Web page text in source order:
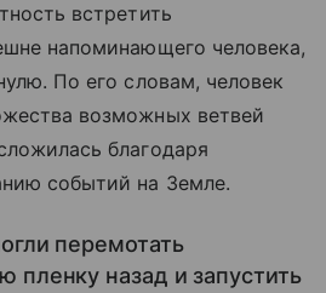
встретить
напоминающего человека,
По его словам, человек
возможных ветвей
благодаря
событий на Земле.
перемотать
пленку назад и запустить